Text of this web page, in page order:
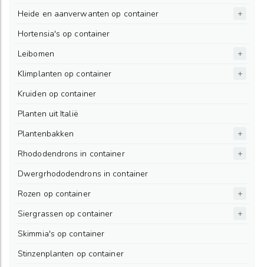
Heide en aanverwanten op container
Hortensia's op container
Leibomen
Klimplanten op container
Kruiden op container
Planten uit Italië
Plantenbakken
Rhododendrons in container
Dwergrhododendrons in container
Rozen op container
Siergrassen op container
Skimmia's op container
Stinzenplanten op container